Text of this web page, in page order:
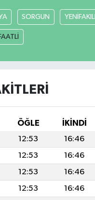
SORGUN YENİFAKILI
ÖĞLE İKINDI
12:53 16:46
12:53 16:46
12:53 16:46
12:53 16:46